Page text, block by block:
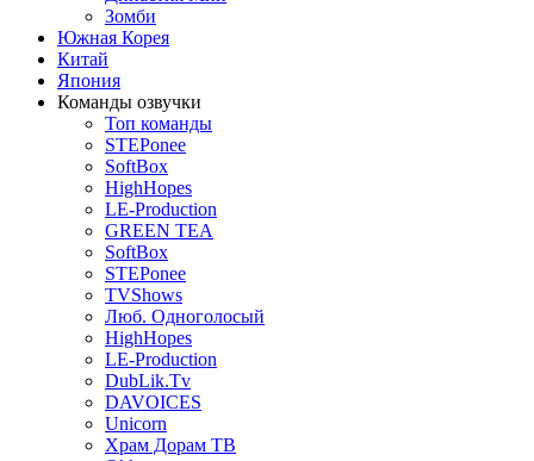
Зомби
Южная Корея
Китай
Япония
Команды озвучки
Топ команды
STEPonee
SoftBox
HighHopes
LE-Production
GREEN TEA
SoftBox
STEPonee
TVShows
Люб. Одноголосый
HighHopes
LE-Production
DubLik.Tv
DAVOICES
Unicorn
Храм Дорам ТВ